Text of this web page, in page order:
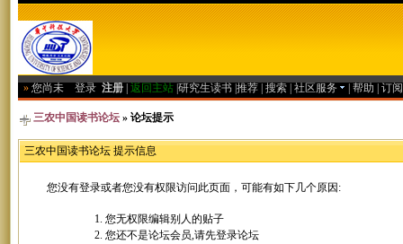
» 您尚未 登录 注册 返回主站 研究生读书 推荐 搜索 社区服务 帮助 订
三农中国读书论坛 » 论坛提示
三农中国读书论坛 提示信息
您没有登录或者您没有权限访问此页面，可能有如下几个原因:
您无权限编辑别人的贴子
您还不是论坛会员,请先登录论坛